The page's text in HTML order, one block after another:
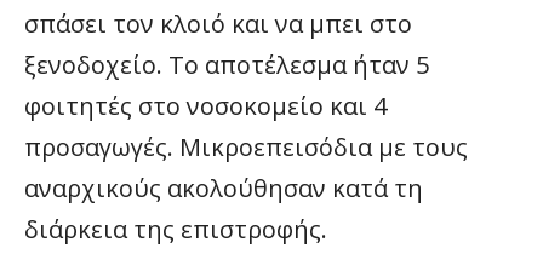
σπάσει τον κλοιό και να μπει στο
ξενοδοχείο. Το αποτέλεσμα ήταν 5
φοιτητές στο νοσοκομείο και 4
προσαγωγές. Μικροεπεισόδια με τους
αναρχικούς ακολούθησαν κατά τη
διάρκεια της επιστροφής.